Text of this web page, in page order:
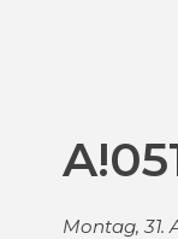
Montag, 31.